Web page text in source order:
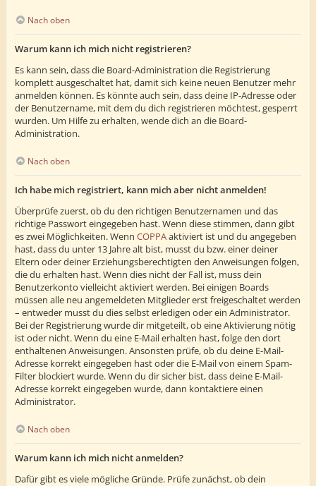
Nach oben
Warum kann ich mich nicht registrieren?
Es kann sein, dass die Board-Administration die Registrierung
komplett ausgeschaltet hat, damit sich keine neuen Benutzer mehr
anmelden können. Es könnte auch sein, dass deine IP-Adresse oder
der Benutzername, mit dem du dich registrieren möchtest, gesperrt
wurden. Um Hilfe zu erhalten, wende dich an die Board-
Administration.
Nach oben
Ich habe mich registriert, kann mich aber nicht anmelden!
Überprüfe zuerst, ob du den richtigen Benutzernamen und das
richtige Passwort eingegeben hast. Wenn diese stimmen, dann gibt
es zwei Möglichkeiten. Wenn COPPAaktiviert ist und du angegeben
hast, dass du unter 13 Jahre alt bist, musst du bzw. einer deiner
Eltern oder deiner Erziehungsberechtigten den Anweisungen folgen,
die du erhalten hast. Wenn dies nicht der Fall ist, muss dein
Benutzerkonto vielleicht aktiviert werden. Bei einigen Boards
müssen alle neu angemeldeten Mitglieder erst freigeschaltet werden
– entweder musst du dies selbst erledigen oder ein Administrator.
Bei der Registrierung wurde dir mitgeteilt, ob eine Aktivierung nötig
ist oder nicht. Wenn du eine E-Mail erhalten hast, folge den dort
enthaltenen Anweisungen. Ansonsten prüfe, ob du deine E-Mail-
Adresse korrekt eingegeben hast oder die E-Mail von einem Spam-
Filter blockiert wurde. Wenn du dir sicher bist, dass deine E-Mail-
Adresse korrekt eingegeben wurde, dann kontaktiere einen
Administrator.
Nach oben
Warum kann ich mich nicht anmelden?
Dafür gibt es viele mögliche Gründe. Prüfe zunächst, ob dein